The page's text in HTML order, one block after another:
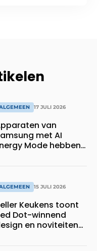
17 JULI 2026
van
met AI
Mode hebben
wat
met het
van 22.023.110
15 JULI 2026
Keukens toont
Dot-winnend
en noviteiten